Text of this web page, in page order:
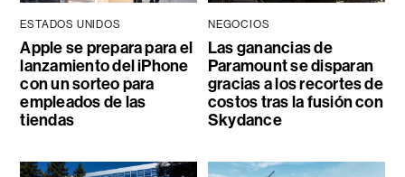
ESTADOS UNIDOS
Apple se prepara para el
lanzamiento del iPhone
con un sorteo para
empleados de las
tiendas
NEGOCIOS
Las ganancias de
Paramount se disparan
gracias a los recortes de
costos tras la fusión con
Skydance